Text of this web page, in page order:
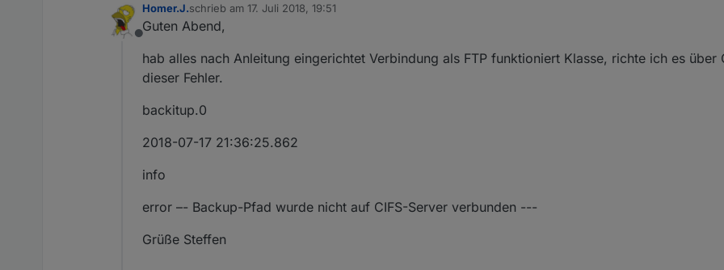
Offline
Homer.J.schrieb am 17. Juli 2018, 19:51
zuletzt editiert von
Guten Abend,
hab alles nach Anleitung eingerichtet Verbindung als FTP funktioniert Klasse, richte ich es über
dieser Fehler.
backitup.0
2018-07-17 21:36:25.862
info
error –- Backup-Pfad wurde nicht auf CIFS-Server verbunden ---
Grüße Steffen